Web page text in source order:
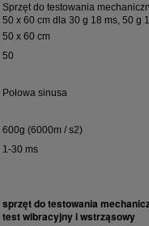
Sprzęt do testowania
50 x 60 cm dla 30 g 18 ms, 50 g
50 x 60 cm
50
Połowa sinusa
600g (6000m / s2)
1-30 ms
sprzęt do testowania
test wibracyjny i wstrząsowy